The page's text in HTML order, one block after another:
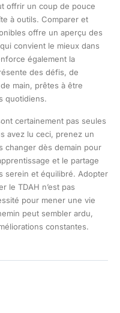
offrir un coup de pouce
à outils. Comparer et
offre un aperçu des
convient le mieux dans
également la
des défis, de
main, prêtes à être
quotidiens.
certainement pas seules
avez lu ceci, prenez un
changer dès demain pour
et le partage
serein et équilibré. Adopter
le TDAH n’est pas
pour mener une vie
peut sembler ardu,
constantes.